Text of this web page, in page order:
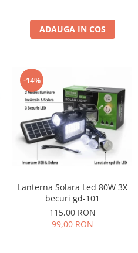
ADAUGA IN COS
-14%
Lanterna Solara Led 80W 3X
becuri gd-101
115,00 RON
99,00 RON